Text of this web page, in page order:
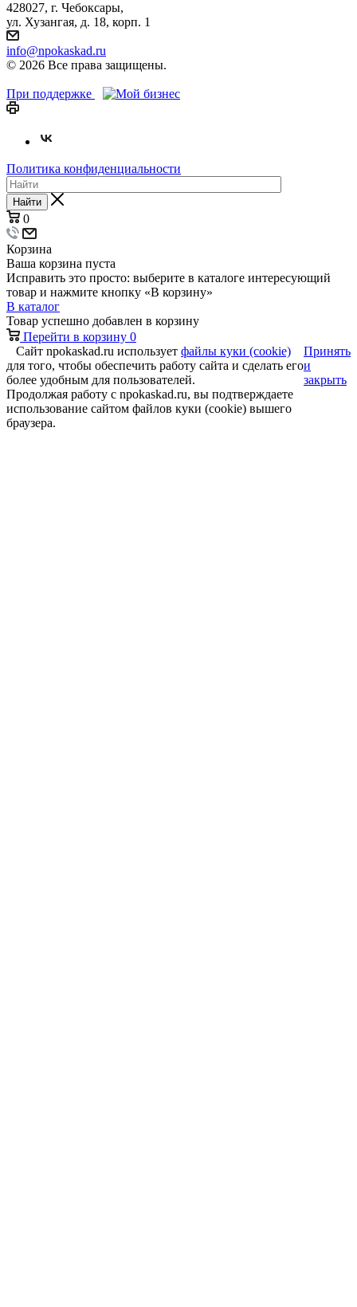
428027, г. Чебоксары,
ул. Хузангая, д. 18, корп. 1
info@npokaskad.ru
© 2026 Все права защищены.
При поддержке
Политика конфиденциальности
Найти
0
Корзина
Ваша корзина пуста
Исправить это просто: выберите в каталоге интересующий
товар и нажмите кнопку «В корзину»
В каталог
Товар успешно добавлен в корзину
Перейти в корзину 0
Сайт npokaskad.ru использует файлы куки (cookie)
для того, чтобы обеспечить работу сайта и сделать его
более удобным для пользователей.
Продолжая работу с npokaskad.ru, вы подтверждаете
использование сайтом файлов куки (cookie) вышего
браузера.
Принять
и
закрыть